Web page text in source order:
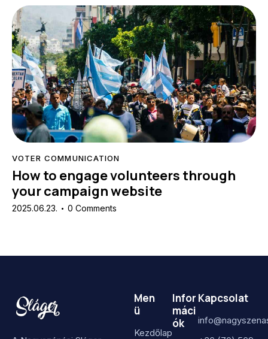
VOTER COMMUNICATION
How to engage volunteers through
your campaign website
2025.06.23. 0 Comments
Men
ü
Kezdőlap
Infor
máci
ók
Kapcsolat